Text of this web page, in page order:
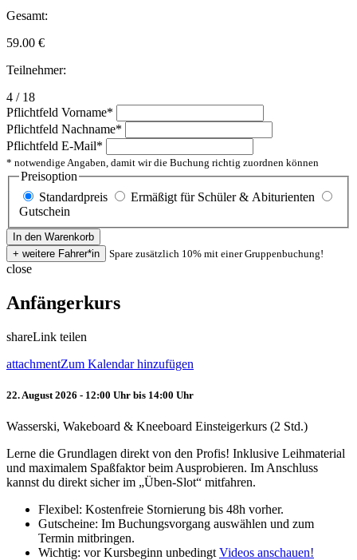
Gesamt:
59.00 €
Teilnehmer:
4 / 18
Pflichtfeld Vorname*
Pflichtfeld Nachname*
Pflichtfeld E-Mail*
* notwendige Angaben, damit wir die Buchung richtig zuordnen können
Preisoption
Standardpreis
Ermäßigt für Schüler & Abiturienten
Gutschein
Spare zusätzlich 10% mit einer Gruppenbuchung!
close
Anfängerkurs
shareLink teilen
attachmentZum Kalendar hinzufügen
22. August 2026 - 12:00 Uhr bis 14:00 Uhr
Wasserski, Wakeboard & Kneeboard Einsteigerkurs (2 Std.)
Lerne die Grundlagen direkt von den Profis! Inklusive Leihmaterial
und maximalem Spaßfaktor beim Ausprobieren. Im Anschluss
kannst du direkt sicher im „Üben-Slot“ mitfahren.
Flexibel: Kostenfreie Stornierung bis 48h vorher.
Gutscheine: Im Buchungsvorgang auswählen und zum
Termin mitbringen.
Wichtig: vor Kursbeginn unbedingt Videos anschauen!